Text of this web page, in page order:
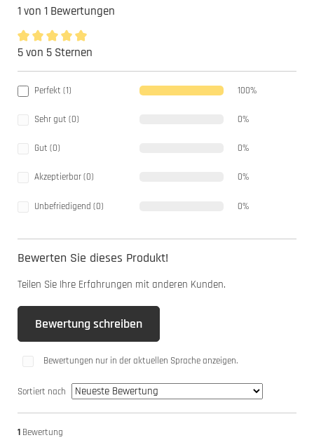
1 von 1 Bewertungen
Durchschnittliche Bewertung von 5 von 5 Sternen
5 von 5 Sternen
Perfekt (1) 100%
Sehr gut (0) 0%
Gut (0) 0%
Akzeptierbar (0) 0%
Unbefriedigend (0) 0%
Bewerten Sie dieses Produkt!
Teilen Sie Ihre Erfahrungen mit anderen Kunden.
Bewertung schreiben
Bewertungen nur in der aktuellen Sprache anzeigen.
Sortiert nach
1 Bewertung